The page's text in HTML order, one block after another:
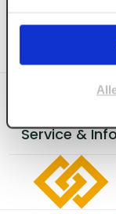
Categoriëen
Service &